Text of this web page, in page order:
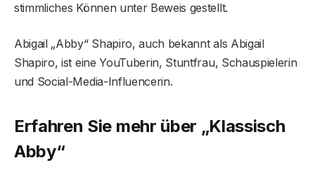
stimmliches Können unter Beweis gestellt.
Abigail „Abby“ Shapiro, auch bekannt als Abigail
Shapiro, ist eine YouTuberin, Stuntfrau, Schauspielerin
und Social-Media-Influencerin.
Erfahren Sie mehr über „Klassisch
Abby“